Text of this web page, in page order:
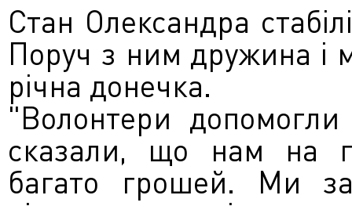
Стан Олександра
Поруч з ним дружина і
річна донечка.
"Волонтери
сказали, що нам на
багато грошей. Ми